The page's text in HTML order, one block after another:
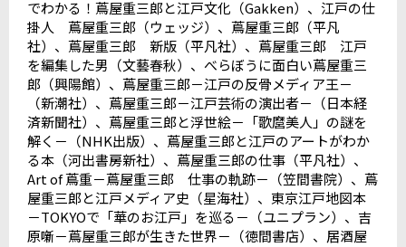
でわかる！蔦屋重三郎と江戸文化（Gakken）、江戸の仕
掛人 蔦屋重三郎（ウェッジ）、蔦屋重三郎（平凡
社）、蔦屋重三郎 新版（平凡社）、蔦屋重三郎 江戸
を編集した男（文藝春秋）、べらぼうに面白い蔦屋重三
郎（興陽館）、蔦屋重三郎－江戸の反骨メディア王－
（新潮社）、蔦屋重三郎－江戸芸術の演出者－（日本経
済新聞社）、蔦屋重三郎と浮世絵－「歌麿美人」の謎を
解く－（NHK出版）、蔦屋重三郎と江戸のアートがわか
る本（河出書房新社）、蔦屋重三郎の仕事（平凡社）、
Art of蔦重－蔦屋重三郎 仕事の軌跡－（笠間書院）、蔦
屋重三郎と江戸メディア史（星海社）、東京江戸地図本
－TOKYOで「華のお江戸」を巡る－（ユニプラン）、吉
原噺－蔦屋重三郎が生きた世界－（徳間書店）、居酒屋